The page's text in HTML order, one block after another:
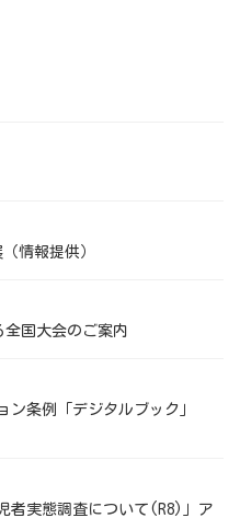
情報提供）
国大会のご案内
ン条例「デジタルブック」
者実態調査について(R8)」ア